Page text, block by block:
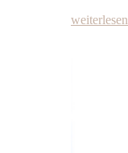
weiterlesen